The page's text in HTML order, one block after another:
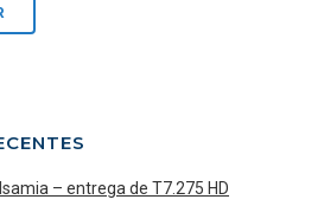
– entrega de T7.275 HD